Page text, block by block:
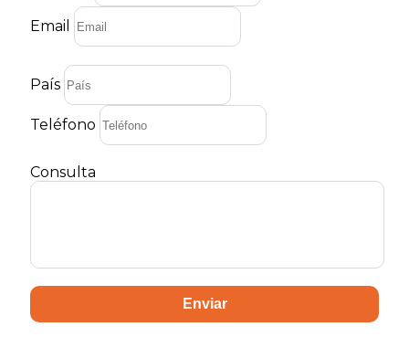
Email
País
Teléfono
Consulta
Enviar